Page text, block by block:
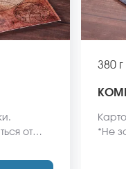
от
380 г
*Не